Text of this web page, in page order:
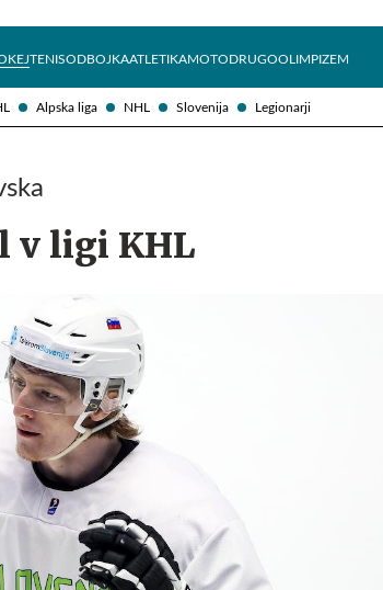
Alpska liga NHL Slovenija Legionarji
TENISODBOJKAATLETIKAMOTODRUGOOLIMPIZEM
v ligi KHL